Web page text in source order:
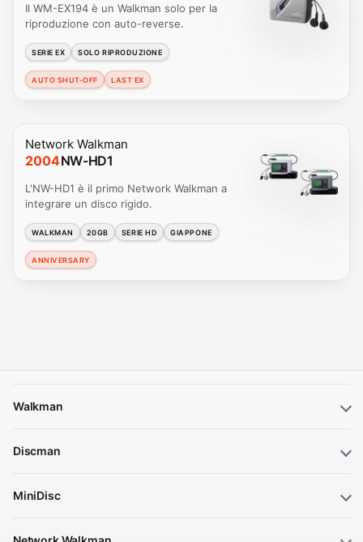
Il WM-EX194 è un Walkman solo per la
riproduzione con auto-reverse.
SERIE EX SOLO RIPRODUZIONE
AUTO SHUT-OFF LAST EX
Network Walkman
2004NW-HD1
L'NW-HD1 è il primo Network Walkman a
integrare un disco rigido.
WALKMAN 20GB SERIE HD GIAPPONE
ANNIVERSARY
Walkman
Discman
MiniDisc